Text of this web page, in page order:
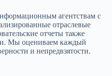
агентствам с
отраслевые
отчеты также
Мы оцениваем каждый
и непредвзятости.